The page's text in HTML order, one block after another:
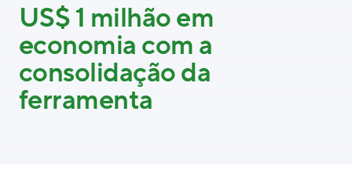
US$ 1 milhão em
economia com a
consolidação da
ferramenta